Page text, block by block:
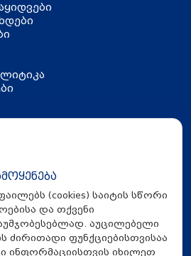
(cookies) საიტის სწორი
და თქვენი
აუცილებელი
ძირითადი ფუნქციებისთვისაა
ინფორმაციისთვის იხილეთ